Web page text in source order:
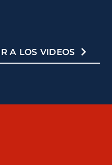
A LOS VIDEOS